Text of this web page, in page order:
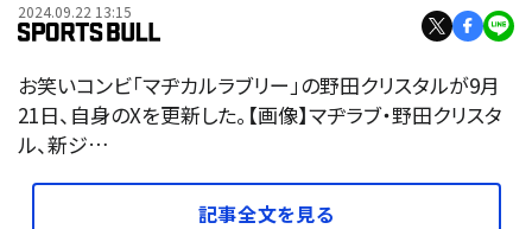
2024.09.22 13:15
お笑いコンビ「マヂカルラブリー」の野田クリスタルが9月
21日、自身のXを更新した。【画像】マヂラブ・野田クリスタ
ル、新ジ…
記事全文を見る